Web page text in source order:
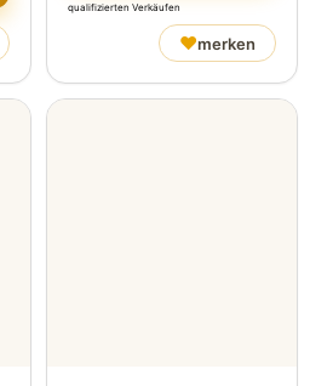
qualifizierten Verkäufen
♥merken